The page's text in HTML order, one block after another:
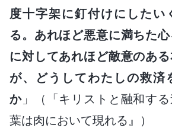
度十字架に釘付けにしたい
る。あれほど悪意に満ちた
に対してあれほど敵意のあ
が、どうしてわたしの救済
か」（「キリストと融和す
葉は肉において現れる』）